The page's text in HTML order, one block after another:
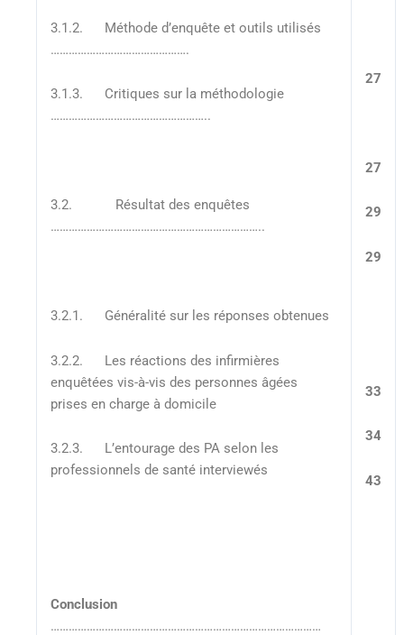
3.1.2. Méthode d’enquête et outils utilisés
……………………………………….
3.1.3. Critiques sur la méthodologie
……………………………………………..
3.2. Résultat des enquêtes
……………………………………………………………..
3.2.1. Généralité sur les réponses obtenues
3.2.2. Les réactions des infirmières
enquêtées vis-à-vis des personnes âgées
prises en charge à domicile
3.2.3. L’entourage des PA selon les
professionnels de santé interviewés
Conclusion
………………………………………………………………………………
27
27
29
29
33
34
43